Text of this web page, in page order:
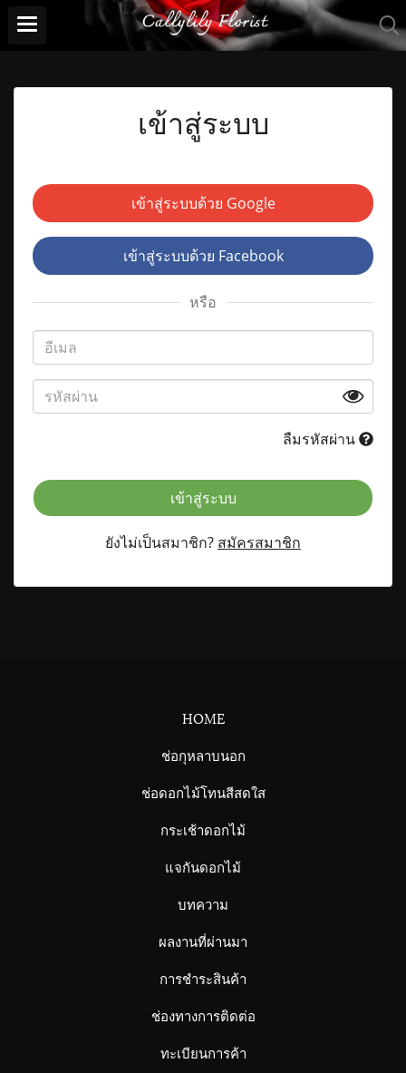
เข้าสู่ระบบ
เข้าสู่ระบบด้วย Google
เข้าสู่ระบบด้วย Facebook
หรือ
ลืมรหัสผ่าน
เข้าสู่ระบบ
ยังไม่เป็นสมาชิก? สมัครสมาชิก
HOME
ช่อกุหลาบนอก
ช่อดอกไม้โทนสีสดใส
กระเช้าดอกไม้
แจกันดอกไม้
บทความ
ผลงานที่ผ่านมา
การชำระสินค้า
ช่องทางการติดต่อ
ทะเบียนการค้า